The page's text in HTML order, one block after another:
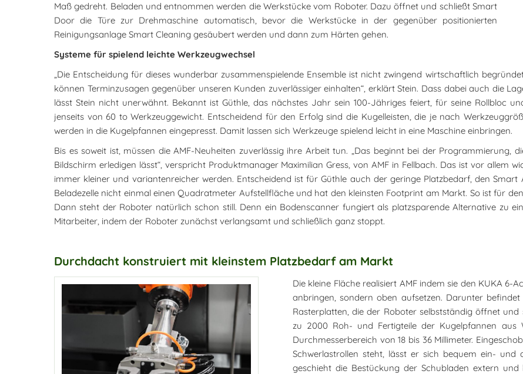
Maß gedreht. Beladen und entnommen werden die Werkstücke vom Roboter. Dazu öffnet und schließt Smart
Door die Türe zur Drehmaschine automatisch, bevor die Werkstücke in der gegenüber positionierten
Reinigungsanlage Smart Cleaning gesäubert werden und dann zum Härten gehen.
Systeme für spielend leichte Werkzeugwechsel
„Die Entscheidung für dieses wunderbar zusammenspielende Ensemble ist nicht zwingend wirtschaftlich
können Terminzusagen gegenüber unseren Kunden zuverlässiger einhalten“, erklärt Stein. Dass dabei auch die
lässt Stein nicht unerwähnt. Bekannt ist Güthle, das nächstes Jahr sein 100-Jähriges feiert, für seine Rollbloc
jenseits von 60 to Werkzeuggewicht. Entscheidend für den Erfolg sind die Kugelleisten, die je nach
werden in die Kugelpfannen eingepresst. Damit lassen sich Werkzeuge spielend leicht in eine Maschine einbringen.
Bis es soweit ist, müssen die AMF-Neuheiten zuverlässig ihre Arbeit tun. „Das beginnt bei der Programmierung,
Bildschirm erledigen lässt“, verspricht Produktmanager Maximilian Gress, von AMF in Fellbach. Das ist vor allem
immer kleiner und variantenreicher werden. Entscheidend ist für Güthle auch der geringe Platzbedarf, den
Beladezelle nicht einmal einen Quadratmeter Aufstellfläche und hat den kleinsten Footprint am Markt. So ist für
Dann steht der Roboter natürlich schon still. Denn ein Bodenscanner fungiert als platzsparende Alternative zu
Mitarbeiter, indem der Roboter zunächst verlangsamt und schließlich ganz stoppt.
Durchdacht konstruiert mit kleinstem Platzbedarf am Markt
Die kleine Fläche realisiert AMF indem sie den KUKA
anbringen, sondern oben aufsetzen. Darunter
Rasterplatten, die der Roboter selbstständig öffnet
zu 2000 Roh- und Fertigteile der Kugelpfannen aus
Durchmesserbereich von 18 bis 36 Millimeter.
Schwerlastrollen steht, lässt er sich bequem ein-
geschieht die Bestückung der Schubladen extern